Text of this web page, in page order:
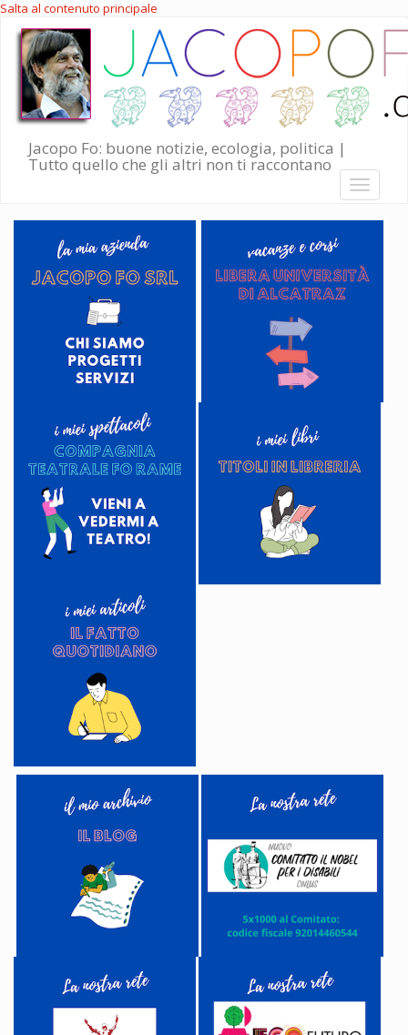
Salta al contenuto principale
Jacopo Fo: buone notizie, ecologia, politica |
Tutto quello che gli altri non ti raccontano
Toggle